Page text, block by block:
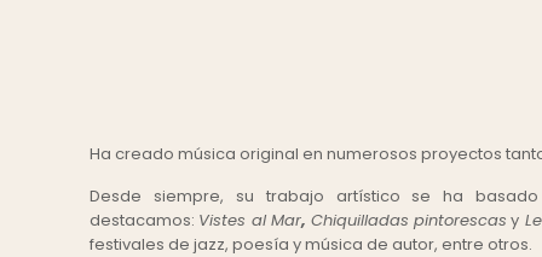
Ha creado música original en numerosos proyectos
Desde siempre, su trabajo artístico se ha
destacamos: Vistes al Mar, Chiquilladas pintorescas y
festivales de jazz, poesía y música de autor, entre otros.